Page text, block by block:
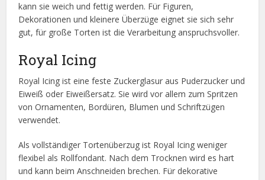
kann sie weich und fettig werden. Für Figuren,
Dekorationen und kleinere Überzüge eignet sie sich sehr
gut, für große Torten ist die Verarbeitung anspruchsvoller.
Royal Icing
Royal Icing ist eine feste Zuckerglasur aus Puderzucker und
Eiweiß oder Eiweißersatz. Sie wird vor allem zum Spritzen
von Ornamenten, Bordüren, Blumen und Schriftzügen
verwendet.
Als vollständiger Tortenüberzug ist Royal Icing weniger
flexibel als Rollfondant. Nach dem Trocknen wird es hart
und kann beim Anschneiden brechen. Für dekorative